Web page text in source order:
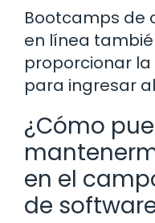
Bootcamps de
en línea
proporcionar
para ingresar
¿Cómo
en el
de